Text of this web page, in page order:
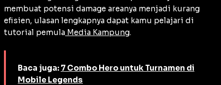
membuat potensi damage areanya menjadi kurang
efisien, ulasan lengkapnya dapat kamu pelajari di
tutorial pemula Media Kampung.
Baca juga: 7 Combo Hero untuk Turnamen di
Mobile Legends